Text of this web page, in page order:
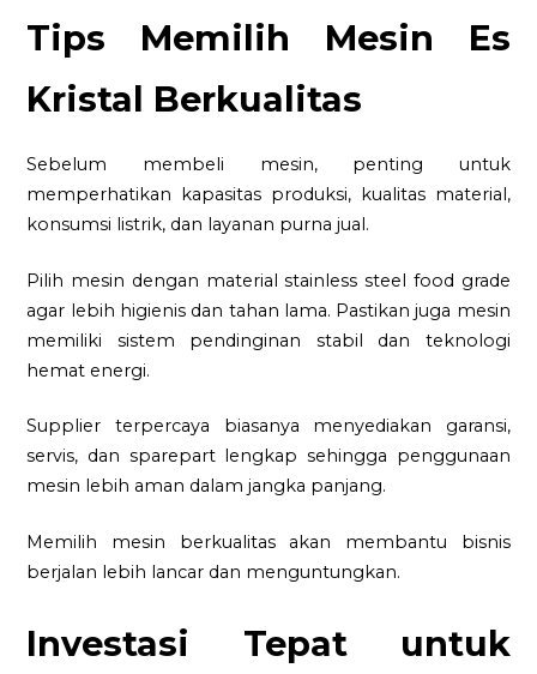
Tips Memilih Mesin Es
Kristal Berkualitas
Sebelum membeli mesin, penting untuk
memperhatikan kapasitas produksi, kualitas material,
konsumsi listrik, dan layanan purna jual.
Pilih mesin dengan material stainless steel food grade
agar lebih higienis dan tahan lama. Pastikan juga mesin
memiliki sistem pendinginan stabil dan teknologi
hemat energi.
Supplier terpercaya biasanya menyediakan garansi,
servis, dan sparepart lengkap sehingga penggunaan
mesin lebih aman dalam jangka panjang.
Memilih mesin berkualitas akan membantu bisnis
berjalan lebih lancar dan menguntungkan.
Investasi Tepat untuk